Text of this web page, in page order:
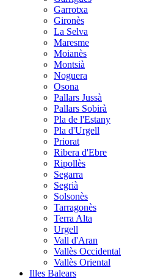
Garrotxa
Gironès
La Selva
Maresme
Moianès
Montsià
Noguera
Osona
Pallars Jussà
Pallars Sobirà
Pla de l'Estany
Pla d'Urgell
Priorat
Ribera d'Ebre
Ripollès
Segarra
Segrià
Solsonès
Tarragonès
Terra Alta
Urgell
Vall d'Aran
Vallès Occidental
Vallès Oriental
Illes Balears